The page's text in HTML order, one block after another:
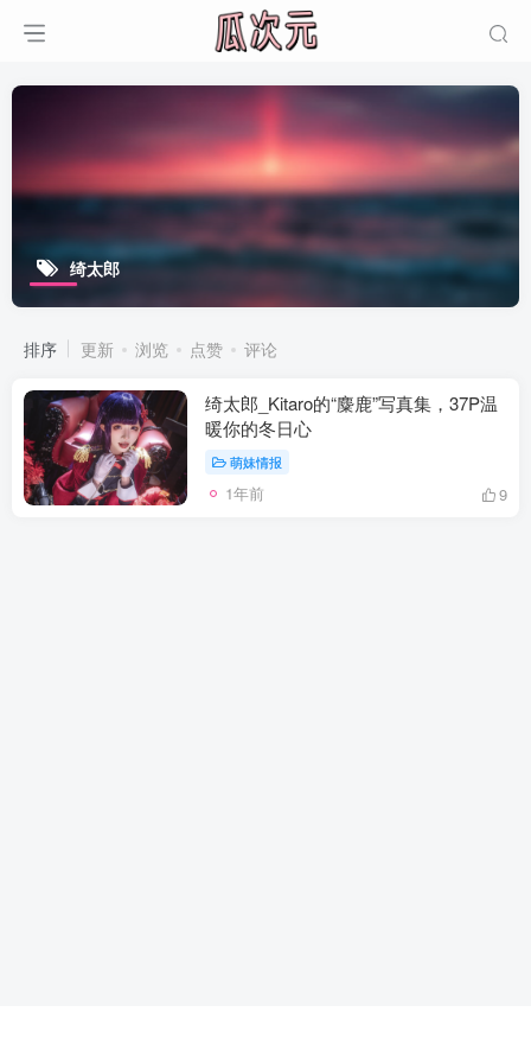
绮太郎
排序 更新 浏览 点赞 评论
绮太郎_Kitaro的“麋鹿”写真集，37P温
暖你的冬日心
萌妹情报
1年前 9